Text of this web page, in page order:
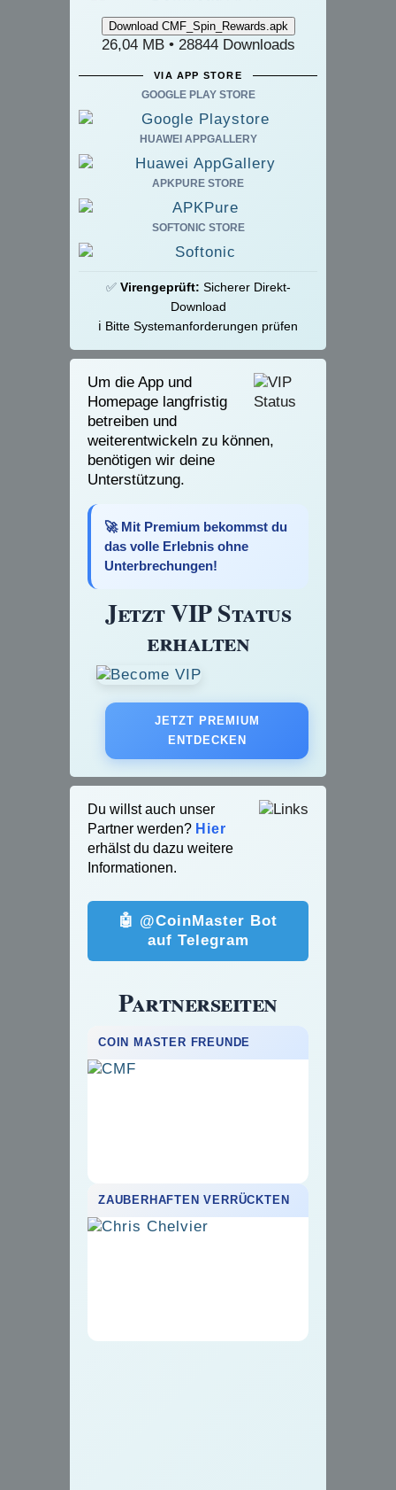
26,04 MB • 28844 Downloads
VIA APP STORE
GOOGLE PLAY STORE
HUAWEI APPGALLERY
APKPURE STORE
SOFTONIC STORE
✅ Virengeprüft: Sicherer Direkt-
Download
ℹ️ Bitte Systemanforderungen prüfen
Um die App und
Homepage langfristig
betreiben und
weiterentwickeln zu können,
benötigen wir deine
Unterstützung.
🚀 Mit Premium bekommst du
das volle Erlebnis ohne
Unterbrechungen!
Jetzt VIP Status
erhalten
JETZT PREMIUM
ENTDECKEN
Du willst auch unser
Partner werden? Hier
erhälst du dazu weitere
Informationen.
🤖 @CoinMaster Bot
auf Telegram
Partnerseiten
COIN MASTER FREUNDE
ZAUBERHAFTEN VERRÜCKTEN